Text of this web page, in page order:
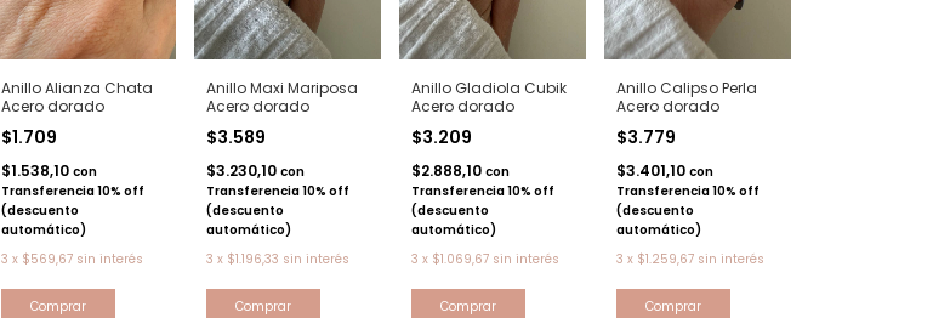
Anillo Alianza Chata
Acero dorado
$1.709
$1.538,10 con
Transferencia 10% off
(descuento
automático)
3 x $569,67 sin interés
Comprar
Anillo Maxi Mariposa
Acero dorado
$3.589
$3.230,10 con
Transferencia 10% off
(descuento
automático)
3 x $1.196,33 sin interés
Comprar
Anillo Gladiola Cubik
Acero dorado
$3.209
$2.888,10 con
Transferencia 10% off
(descuento
automático)
3 x $1.069,67 sin interés
Comprar
Anillo Calipso Perla
Acero dorado
$3.779
$3.401,10 con
Transferencia 10% off
(descuento
automático)
3 x $1.259,67 sin interés
Comprar